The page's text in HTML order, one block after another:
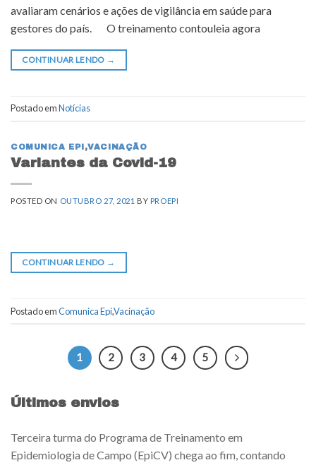
avaliaram cenários e ações de vigilância em saúde para
gestores do país. O treinamento contouleia agora
CONTINUAR LENDO →
Postado emNotícias
COMUNICA EPI,VACINAÇÃO
Variantes da Covid-19
POSTED ON OUTUBRO 27, 2021 BY PROEPI
CONTINUAR LENDO →
Postado emComunica Epi,Vacinação
1 2 3 4 5
Últimos envios
Terceira turma do Programa de Treinamento em
Epidemiologia de Campo (EpiCV) chega ao fim, contando